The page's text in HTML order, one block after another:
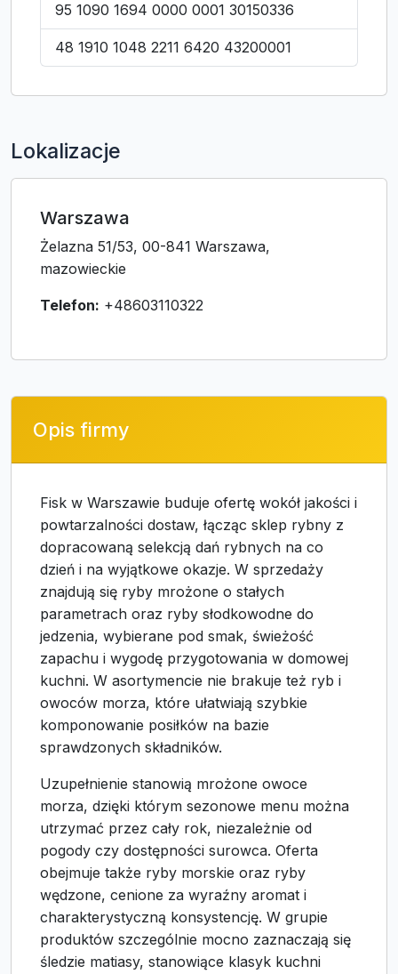
95 1090 1694 0000 0001 30150336
48 1910 1048 2211 6420 43200001
Lokalizacje
Warszawa
Żelazna 51/53, 00-841 Warszawa,
mazowieckie
Telefon: +48603110322
Opis firmy
Fisk w Warszawie buduje ofertę wokół jakości i
powtarzalności dostaw, łącząc sklep rybny z
dopracowaną selekcją dań rybnych na co
dzień i na wyjątkowe okazje. W sprzedaży
znajdują się ryby mrożone o stałych
parametrach oraz ryby słodkowodne do
jedzenia, wybierane pod smak, świeżość
zapachu i wygodę przygotowania w domowej
kuchni. W asortymencie nie brakuje też ryb i
owoców morza, które ułatwiają szybkie
komponowanie posiłków na bazie
sprawdzonych składników.
Uzupełnienie stanowią mrożone owoce
morza, dzięki którym sezonowe menu można
utrzymać przez cały rok, niezależnie od
pogody czy dostępności surowca. Oferta
obejmuje także ryby morskie oraz ryby
wędzone, cenione za wyraźny aromat i
charakterystyczną konsystencję. W grupie
produktów szczególnie mocno zaznaczają się
śledzie matiasy, stanowiące klasyk kuchni